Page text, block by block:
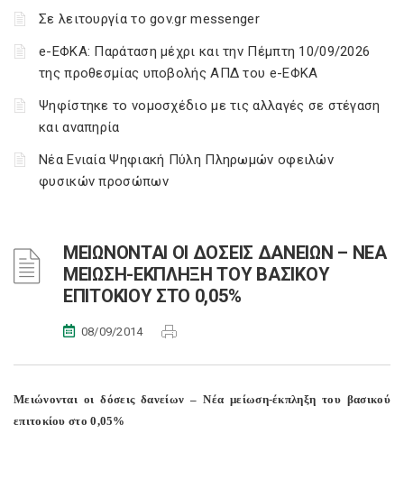
Σε λειτουργία το gov.gr messenger
e-ΕΦΚΑ: Παράταση μέχρι και την Πέμπτη 10/09/2026
της προθεσμίας υποβολής ΑΠΔ του e-ΕΦΚΑ
Ψηφίστηκε το νομοσχέδιο με τις αλλαγές σε στέγαση
και αναπηρία
Νέα Ενιαία Ψηφιακή Πύλη Πληρωμών οφειλών
φυσικών προσώπων
ΜΕΙΩΝΟΝΤΑΙ ΟΙ ΔΟΣΕΙΣ ΔΑΝΕΙΩΝ – ΝΕΑ
ΜΕΙΩΣΗ-ΕΚΠΛΗΞΗ ΤΟΥ ΒΑΣΙΚΟΥ
ΕΠΙΤΟΚΙΟΥ ΣΤΟ 0,05%
08/09/2014
Μειώνονται οι δόσεις δανείων – Νέα μείωση-έκπληξη του βασικού
επιτοκίου στο 0,05%